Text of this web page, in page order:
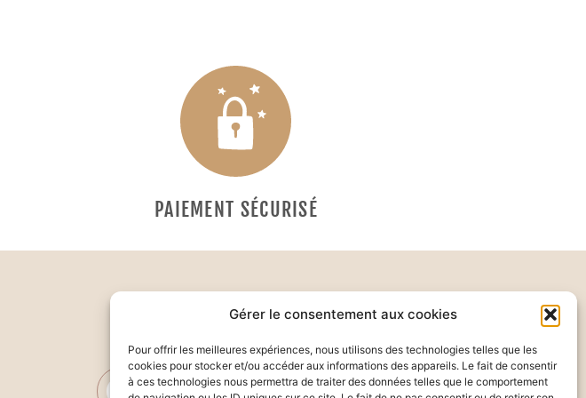
Gérer le consentement aux cookies
Pour offrir les meilleures expériences, nous utilisons des technologies telles que les
cookies pour stocker et/ou accéder aux informations des appareils. Le fait de consentir
à ces technologies nous permettra de traiter des données telles que le comportement
PAIEMENT SÉCURISÉ
Recevoir la newsletter :
Ok